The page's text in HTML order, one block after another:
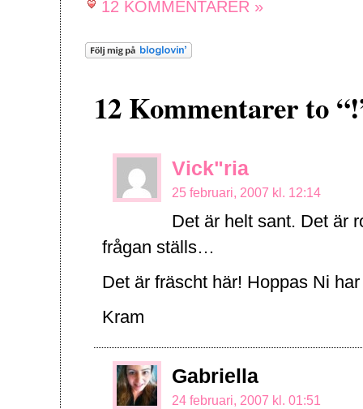
12 KOMMENTARER »
12 Kommentarer to
Vick"ria
25 februari, 2007 kl. 12:14
Det är helt sant. Det är
frågan ställs…
Det är fräscht här! Hoppas Ni
Kram
Gabriella
24 februari, 2007 kl. 01:51